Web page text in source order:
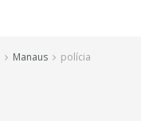
Manaus polícia